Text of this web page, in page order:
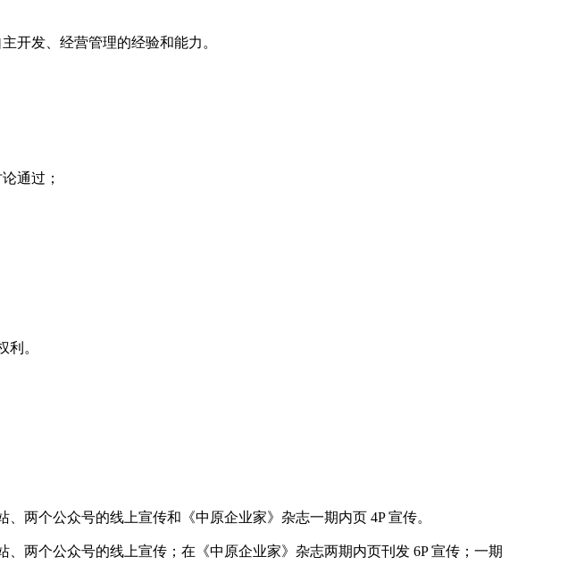
开发、经营管理的经验和能力。
通过；
利。
两个公众号的线上宣传和《中原企业家》杂志一期内页 4P 宣传。
、两个公众号的线上宣传；在《中原企业家》杂志两期内页刊发 6P 宣传；一期